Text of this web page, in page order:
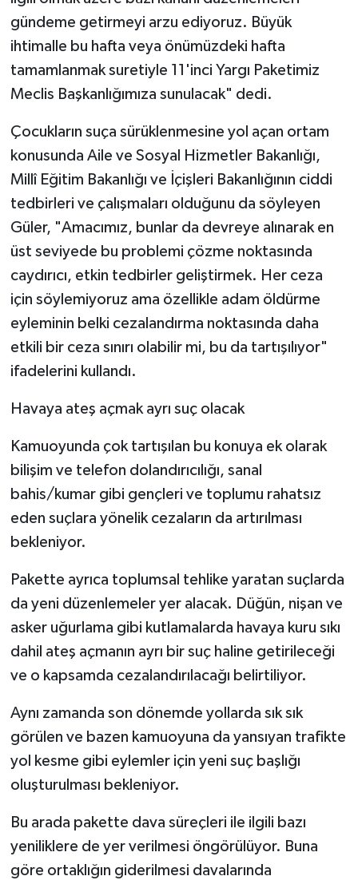
gündeme getirmeyi arzu ediyoruz. Büyük
ihtimalle bu hafta veya önümüzdeki hafta
tamamlanmak suretiyle 11'inci Yargı Paketimiz
Meclis Başkanlığımıza sunulacak" dedi.
Çocukların suça sürüklenmesine yol açan ortam
konusunda Aile ve Sosyal Hizmetler Bakanlığı,
Millî Eğitim Bakanlığı ve İçişleri Bakanlığının ciddi
tedbirleri ve çalışmaları olduğunu da söyleyen
Güler, "Amacımız, bunlar da devreye alınarak en
üst seviyede bu problemi çözme noktasında
caydırıcı, etkin tedbirler geliştirmek. Her ceza
için söylemiyoruz ama özellikle adam öldürme
eyleminin belki cezalandırma noktasında daha
etkili bir ceza sınırı olabilir mi, bu da tartışılıyor"
ifadelerini kullandı.
Havaya ateş açmak ayrı suç olacak
Kamuoyunda çok tartışılan bu konuya ek olarak
bilişim ve telefon dolandırıcılığı, sanal
bahis/kumar gibi gençleri ve toplumu rahatsız
eden suçlara yönelik cezaların da artırılması
bekleniyor.
Pakette ayrıca toplumsal tehlike yaratan suçlarda
da yeni düzenlemeler yer alacak. Düğün, nişan ve
asker uğurlama gibi kutlamalarda havaya kuru sıkı
dahil ateş açmanın ayrı bir suç haline getirileceği
ve o kapsamda cezalandırılacağı belirtiliyor.
Aynı zamanda son dönemde yollarda sık sık
görülen ve bazen kamuoyuna da yansıyan trafikte
yol kesme gibi eylemler için yeni suç başlığı
oluşturulması bekleniyor.
Bu arada pakette dava süreçleri ile ilgili bazı
yeniliklere de yer verilmesi öngörülüyor. Buna
göre ortaklığın giderilmesi davalarında